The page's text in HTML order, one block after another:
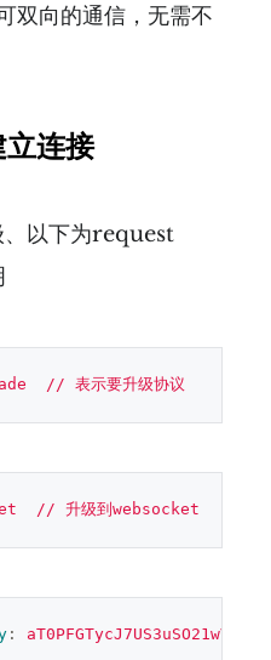
双向的通信，无需不
连接
、以下为request
// 表示要升级协议
// 升级到websocket
: